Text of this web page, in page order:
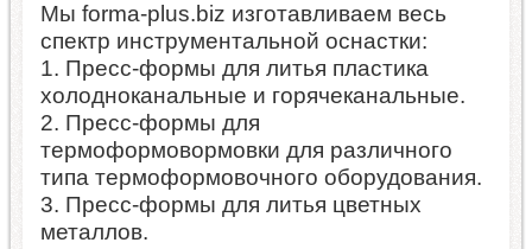
Мы forma-plus.biz изготавливаем весь
спектр инструментальной оснастки:
1. Пресс-формы для литья пластика
холодноканальные и горячеканальные.
2. Пресс-формы для
термоформовормовки для различного
типа термоформовочного оборудования.
3. Пресс-формы для литья цветных
металлов.